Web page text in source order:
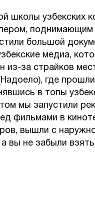
школы узбекских
большой
медиа,
из-за страйков
где
в топы
мы запустили
фильмами в
вышли с
вы не забыли взять